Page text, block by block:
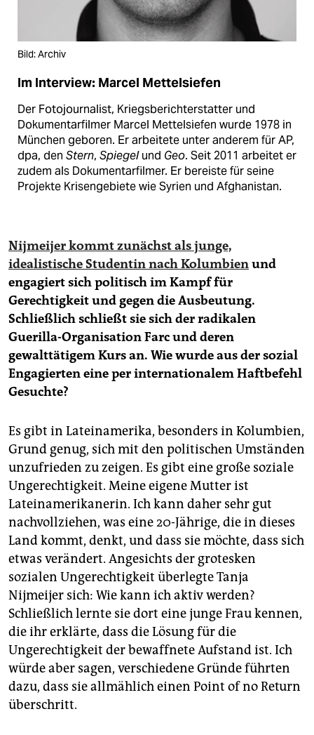
Bild: Archiv
Im Interview: Marcel Mettelsiefen
Der Fotojournalist, Kriegsberichterstatter und
Dokumentarfilmer Marcel Mettelsiefen wurde 1978 in
München geboren. Er arbeitete unter anderem für AP,
dpa, den Stern, Spiegelund Geo. Seit 2011 arbeitet er
zudem als Dokumentarfilmer. Er bereiste für seine
Projekte Krisengebiete wie Syrien und Afghanistan.
Nijmeijer kommt zunächst als junge,
idealistische Studentin nach Kolumbienund
engagiert sich politisch im Kampf für
Gerechtigkeit und gegen die Ausbeutung.
Schließlich schließt sie sich der radikalen
Guerilla-Organisation Farc und deren
gewalttätigem Kurs an. Wie wurde aus der sozial
Engagierten eine per internationalem Haftbefehl
Gesuchte?
Es gibt in Lateinamerika, besonders in Kolumbien,
Grund genug, sich mit den politischen Umständen
unzufrieden zu zeigen. Es gibt eine große soziale
Ungerechtigkeit. Meine eigene Mutter ist
Lateinamerikanerin. Ich kann daher sehr gut
nachvollziehen, was eine 20-Jährige, die in dieses
Land kommt, denkt, und dass sie möchte, dass sich
etwas verändert. Angesichts der grotesken
sozialen Ungerechtigkeit überlegte Tanja
Nijmeijer sich: Wie kann ich aktiv werden?
Schließlich lernte sie dort eine junge Frau kennen,
die ihr erklärte, dass die Lösung für die
Ungerechtigkeit der bewaffnete Aufstand ist. Ich
würde aber sagen, verschiedene Gründe führten
dazu, dass sie allmählich einen Point of no Return
überschritt.